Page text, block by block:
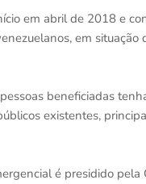
em abril de 2018 e
em
beneficiadas
existentes,
é presidido